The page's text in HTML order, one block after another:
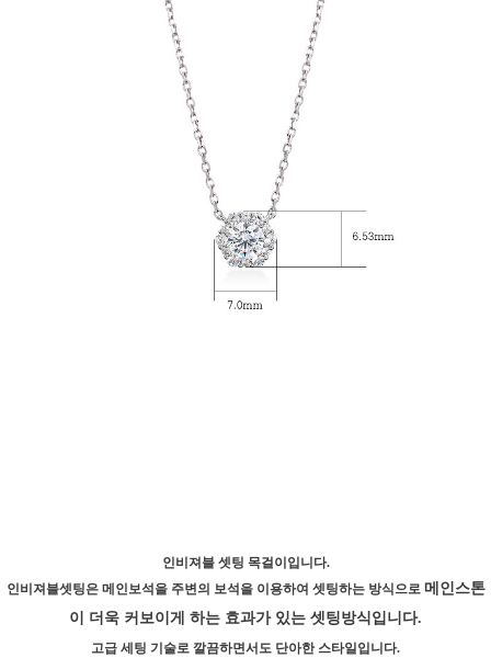
인비져블 셋팅 목걸이입니다.
인비져블셋팅은 메인보석을 주변의 보석을 이용하여 셋팅하는 방식으로 메인스톤
이 더욱 커보이게 하는 효과가 있는 셋팅방식입니다.
고급 세팅 기술로 깔끔하면서도 단아한 스타일입니다.